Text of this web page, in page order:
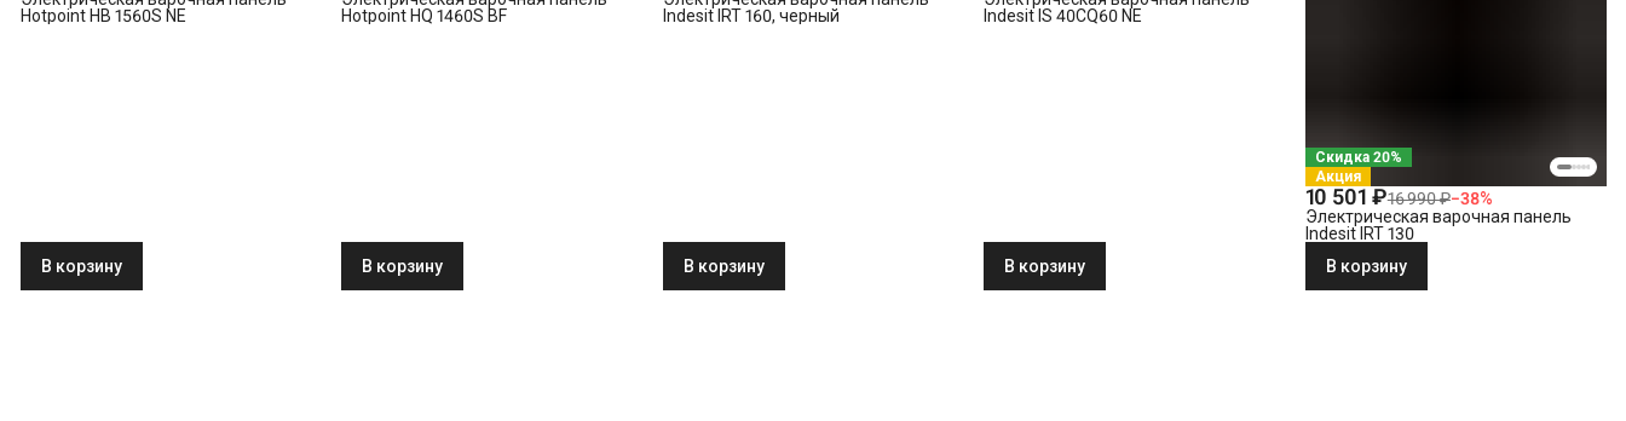
Hotpoint HB 1560S NE
В корзину
Hotpoint HQ 1460S BF
В корзину
Indesit IRT 160, черный
В корзину
Indesit IS 40CQ60 NE
В корзину
Скидка 20%
Акция
10 501 ₽16 990 ₽−38%
Электрическая варочная панель
Indesit IRT 130
В корзину